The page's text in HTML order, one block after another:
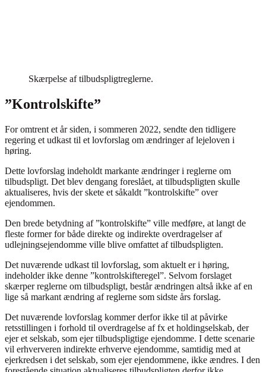
Skærpelse af tilbudspligtreglerne.
”Kontrolskifte”
For omtrent et år siden, i sommeren 2022, sendte den tidligere
regering et udkast til et lovforslag om ændringer af lejeloven i
høring.
Dette lovforslag indeholdt markante ændringer i reglerne om
tilbudspligt. Det blev dengang foreslået, at tilbudspligten skulle
aktualiseres, hvis der skete et såkaldt ”kontrolskifte” over
ejendommen.
Den brede betydning af ”kontrolskifte” ville medføre, at langt de
fleste former for både direkte og indirekte overdragelser af
udlejningsejendomme ville blive omfattet af tilbudspligten.
Det nuværende udkast til lovforslag, som aktuelt er i høring,
indeholder ikke denne ”kontrolskifteregel”. Selvom forslaget
skærper reglerne om tilbudspligt, består ændringen altså ikke af en
lige så markant ændring af reglerne som sidste års forslag.
Det nuværende lovforslag kommer derfor ikke til at påvirke
retsstillingen i forhold til overdragelse af fx et holdingselskab, der
ejer et selskab, som ejer tilbudspligtige ejendomme. I dette scenarie
vil erhververen indirekte erhverve ejendomme, samtidig med at
ejerkredsen i det selskab, som ejer ejendommene, ikke ændres. I den